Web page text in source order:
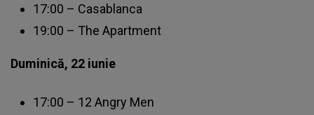
17:00 – Casablanca
19:00 – The Apartment
Duminică, 22 iunie
17:00 – 12 Angry Men